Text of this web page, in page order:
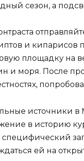
сезон, а
и кипарисов
площадку на
и моря. После
источники в
в историю
ей на